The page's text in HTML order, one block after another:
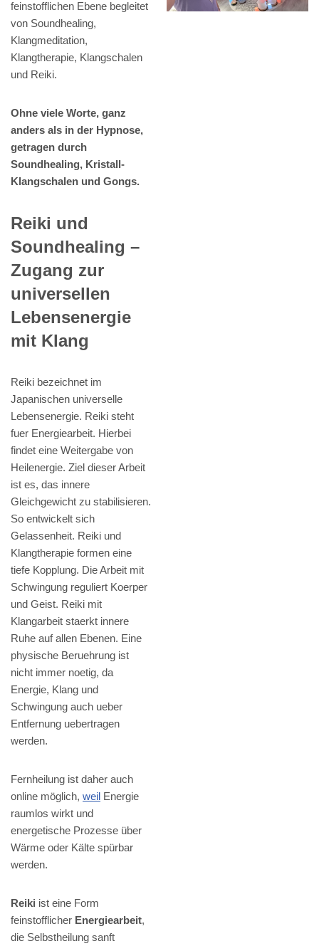
feinstofflichen Ebene begleitet
von Soundhealing,
Klangmeditation,
Klangtherapie, Klangschalen
und Reiki.
Ohne viele Worte, ganz
anders als in der Hypnose,
getragen durch
Soundhealing, Kristall-
Klangschalen und Gongs.
Reiki und
Soundhealing –
Zugang zur
universellen
Lebensenergie
mit Klang
Reiki bezeichnet im
Japanischen universelle
Lebensenergie. Reiki steht
fuer Energiearbeit. Hierbei
findet eine Weitergabe von
Heilenergie. Ziel dieser Arbeit
ist es, das innere
Gleichgewicht zu stabilisieren.
So entwickelt sich
Gelassenheit. Reiki und
Klangtherapie formen eine
tiefe Kopplung. Die Arbeit mit
Schwingung reguliert Koerper
und Geist. Reiki mit
Klangarbeit staerkt innere
Ruhe auf allen Ebenen. Eine
physische Beruehrung ist
nicht immer noetig, da
Energie, Klang und
Schwingung auch ueber
Entfernung uebertragen
werden.
Fernheilung ist daher auch
online möglich, weil Energie
raumlos wirkt und
energetische Prozesse über
Wärme oder Kälte spürbar
werden.
Reiki ist eine Form
feinstofflicher Energiearbeit,
die Selbstheilung sanft